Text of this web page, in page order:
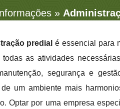
»
predial é essencial para
todas as atividades
segurança e
de um ambiente mais
Optar por uma empresa